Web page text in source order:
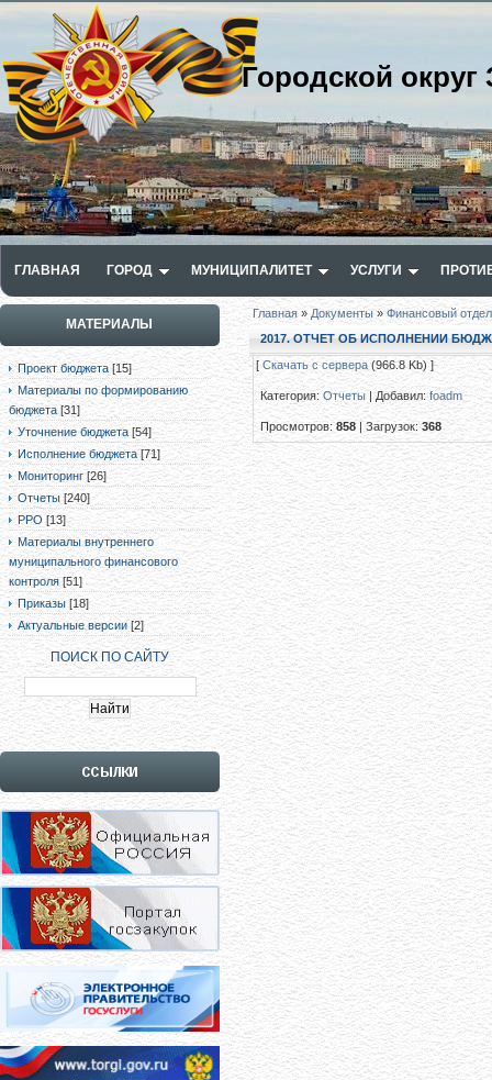
Городской
ГЛАВНАЯ ГОРОД МУНИЦИПАЛИТЕТ УСЛУГИ
МАТЕРИАЛЫ
Проект бюджета [15]
Материалы по формированию
бюджета [31]
Уточнение бюджета [54]
Исполнение бюджета [71]
Мониторинг [26]
Отчеты [240]
РРО [13]
Материалы внутреннего
муниципального финансового
контроля [51]
Приказы [18]
Актуальные версии [2]
ПОИСК ПО САЙТУ
Главная» Документы »Финансовый отдел
2017. ОТЧЕТ ОБ ИСПОЛНЕНИИ
[Скачать с сервера (966.8 Kb) ]
Категория:Отчеты| Добавил:foadm
Просмотров:858 |Загрузок:368